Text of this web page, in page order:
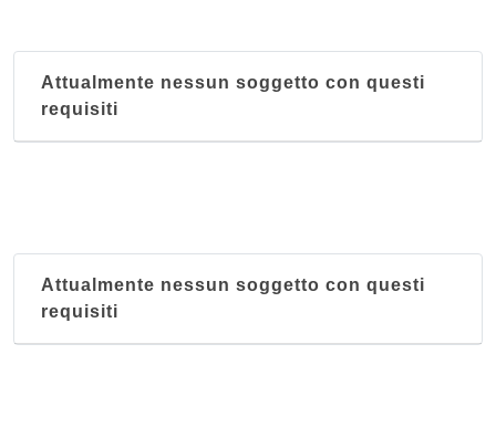
Attualmente nessun soggetto con questi
requisiti
Attualmente nessun soggetto con questi
requisiti